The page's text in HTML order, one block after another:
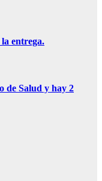
entrega.
de Salud y hay 2